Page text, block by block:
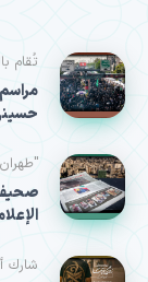
تُقام
شارك أكثر من 20